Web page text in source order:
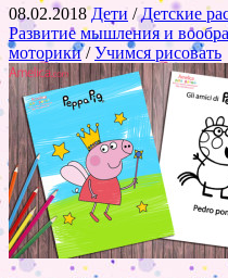
08.02.2018Дети /Детские
Развитие мышления и
моторики/Учимся рисовать